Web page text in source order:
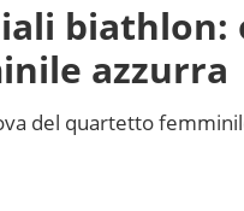
azzurra
del quartetto